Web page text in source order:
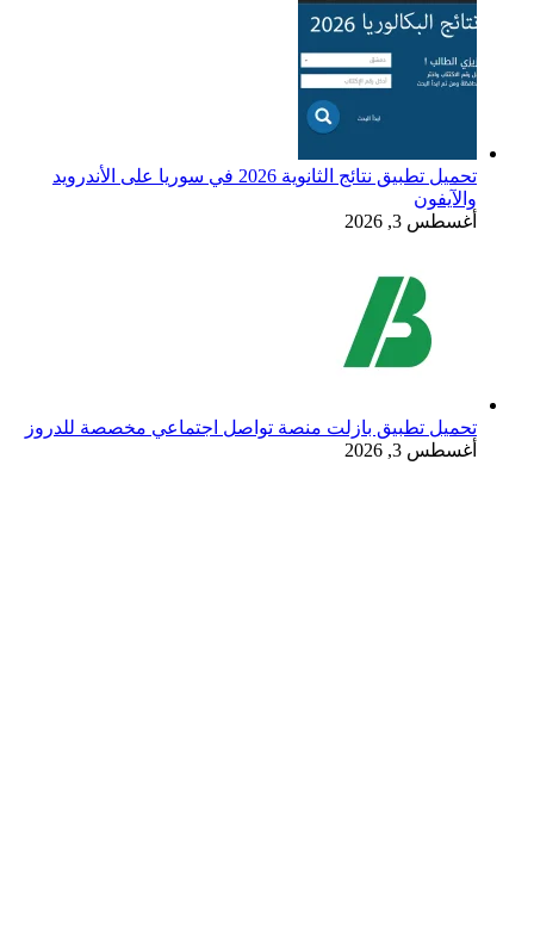
تحميل تطبيق نتائج الثانوية 2026 في سوريا على الأندرويد
والآيفون
أغسطس 3, 2026
تحميل تطبيق بازلت منصة تواصل اجتماعي مخصصة للدروز
أغسطس 3, 2026